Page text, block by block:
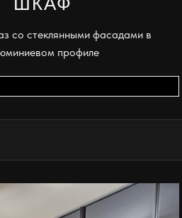
со стеклянными фасадами в
профиле